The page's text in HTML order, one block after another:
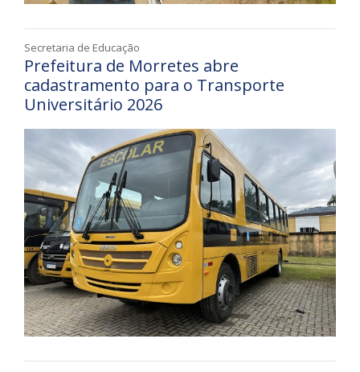
Secretaria de Educação
Prefeitura de Morretes abre
cadastramento para o Transporte
Universitário 2026